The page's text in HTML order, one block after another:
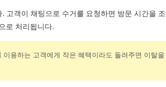
고객이 채팅으로 수거를 요청하면 방문 시간을
로 처리됩니다.
용하는 고객에게 작은 혜택이라도 돌려주면 이탈